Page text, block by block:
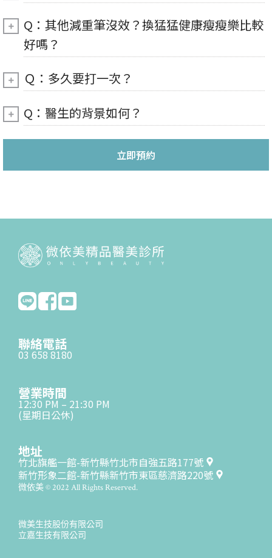
Q：其他減重筆沒效？換猛猛健康瘦瘦樂比較
好嗎？
Ｑ：多久要打一次？
Q：醫生的背景如何？
立即預約
聯絡電話
03 658 8180
營業時間
12:30 PM – 21:30 PM
(星期日公休)
地址
竹北旗艦一館-新竹縣竹北市自強五路177號
新竹形象二館-新竹縣新竹市東區慈濟路220號
微依美 © 2022 All Rights Reserved.
微美生技股份有限公司
立嘉生技有限公司